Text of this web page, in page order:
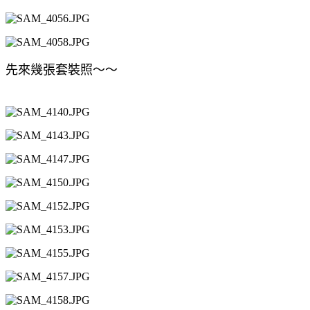
先來幾張套裝照～～